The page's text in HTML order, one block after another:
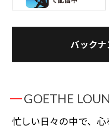
バックナ
GOETHE
忙しい日々の中で、